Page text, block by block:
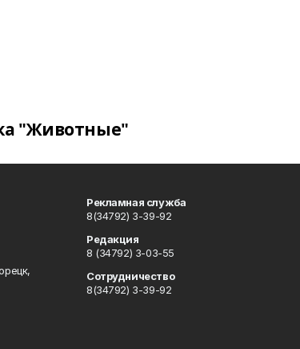
"Животные"
Рекламная служба
8(34792) 3-39-92
Редакция
8 (34792) 3-03-55
Сотрудничество
8(34792) 3-39-92